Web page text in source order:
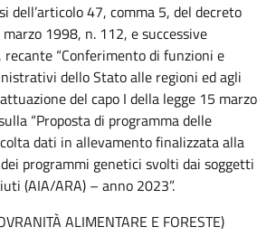
dell’articolo 47, comma 5, del decreto
1998, n. 112, e successive
recante “Conferimento di funzioni e
dello Stato alle regioni ed agli
del capo I della legge 15 marzo
“Proposta di programma delle
dati in allevamento finalizzata alla
programmi genetici svolti dai soggetti
(AIA/ARA) – anno 2023”.
ALIMENTARE E FORESTE)